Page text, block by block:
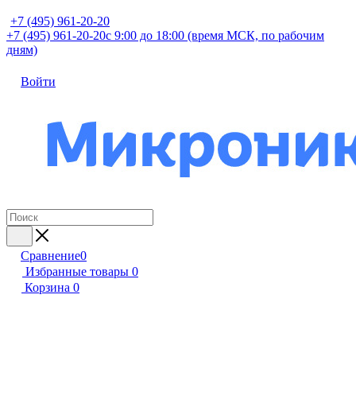
+7 (495) 961-20-20
+7 (495) 961-20-20с 9:00 до 18:00 (время МСК, по рабочим
дням)
Войти
Сравнение0
Избранные товары 0
Корзина 0